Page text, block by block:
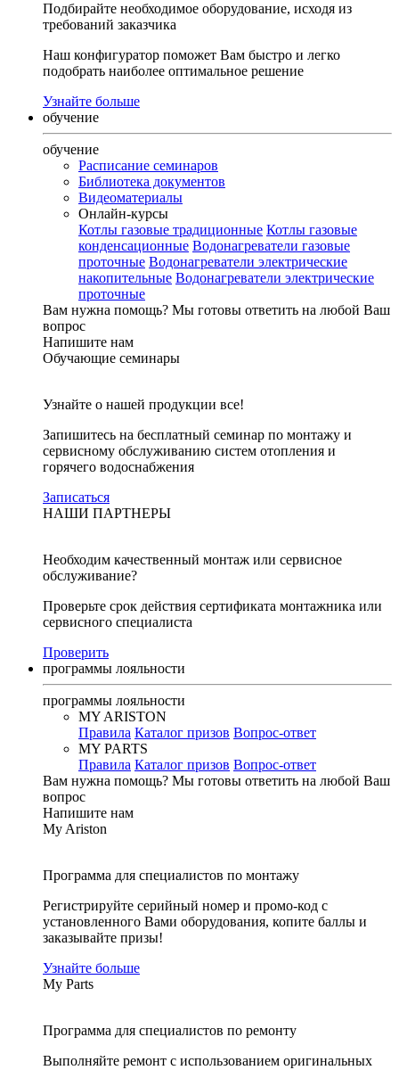
Подбирайте необходимое оборудование, исходя из
требований заказчика
Наш конфигуратор поможет Вам быстро и легко
подобрать наиболее оптимальное решение
Узнайте больше
обучение
обучение
Расписание семинаров
Библиотека документов
Видеоматериалы
Онлайн-курсы
Котлы газовые традиционные Котлы газовые
конденсационные Водонагреватели газовые
проточные Водонагреватели электрические
накопительные Водонагреватели электрические
проточные
Вам нужна помощь? Мы готовы ответить на любой Ваш
вопрос
Напишите нам
Обучающие семинары
Узнайте о нашей продукции все!
Запишитесь на бесплатный семинар по монтажу и
сервисному обслуживанию систем отопления и
горячего водоснабжения
Записаться
НАШИ ПАРТНЕРЫ
Необходим качественный монтаж или сервисное
обслуживание?
Проверьте срок действия сертификата монтажника или
сервисного специалиста
Проверить
программы лояльности
программы лояльности
MY ARISTON
Правила Каталог призов Вопрос-ответ
MY PARTS
Правила Каталог призов Вопрос-ответ
Вам нужна помощь? Мы готовы ответить на любой Ваш
вопрос
Напишите нам
My Ariston
Программа для специалистов по монтажу
Регистрируйте серийный номер и промо-код с
установленного Вами оборудования, копите баллы и
заказывайте призы!
Узнайте больше
My Parts
Программа для специалистов по ремонту
Выполняйте ремонт с использованием оригинальных